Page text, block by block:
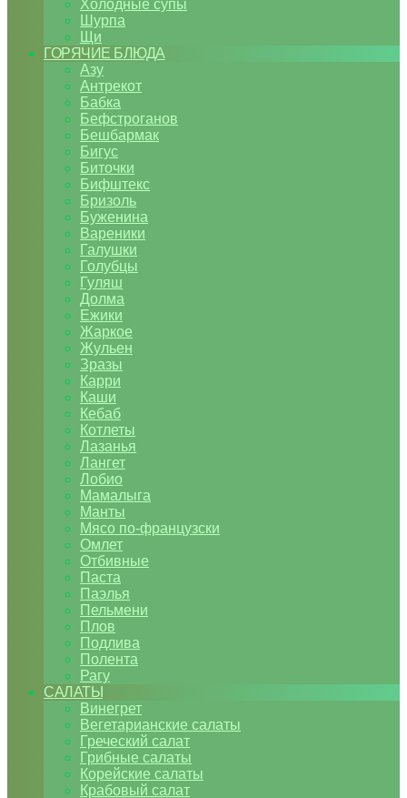
Холодные супы
Шурпа
Щи
ГОРЯЧИЕ БЛЮДА
Азу
Антрекот
Бабка
Бефстроганов
Бешбармак
Бигус
Биточки
Бифштекс
Бризоль
Буженина
Вареники
Галушки
Голубцы
Гуляш
Долма
Ежики
Жаркое
Жульен
Зразы
Карри
Каши
Кебаб
Котлеты
Лазанья
Лангет
Лобио
Мамалыга
Манты
Мясо по-французски
Омлет
Отбивные
Паста
Паэлья
Пельмени
Плов
Подлива
Полента
Рагу
САЛАТЫ
Винегрет
Вегетарианские салаты
Греческий салат
Грибные салаты
Корейские салаты
Крабовый салат